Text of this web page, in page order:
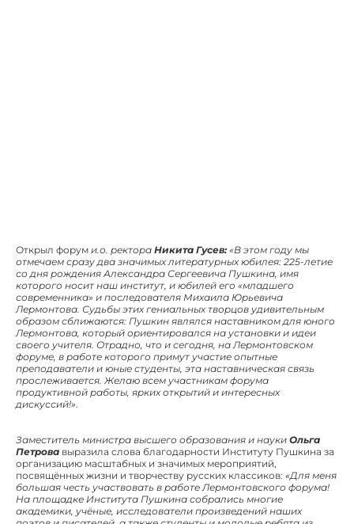
Открыл форум и.о. ректора Никита Гусев: «В этом году мы
отмечаем сразу два значимых литературных юбилея: 225-летие
со дня рождения Александра Сергеевича Пушкина, имя
которого носит наш институт, и юбилей его «младшего
современника» и последователя Михаила Юрьевича
Лермонтова. Судьбы этих гениальных творцов удивительным
образом сближаются: Пушкин являлся наставником для юного
Лермонтова, который ориентировался на установки и идеи
своего учителя. Отрадно, что и сегодня, на Лермонтовском
форуме, в работе которого примут участие опытные
преподаватели и юные студенты, эта наставническая связь
прослеживается. Желаю всем участникам форума
продуктивной работы, ярких открытий и интересных
дискуссий!».
Заместитель министра высшего образования и науки Ольга
Петрова выразила слова благодарности Институту Пушкина за
организацию масштабных и значимых мероприятий,
посвящённых жизни и творчеству русских классиков: «Для меня
большая честь участвовать в работе Лермонтовского форума!
На площадке Института Пушкина собрались многие
академики, учёные, исследователи произведений наших